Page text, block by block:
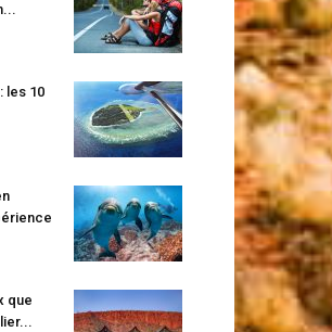
les 10
que